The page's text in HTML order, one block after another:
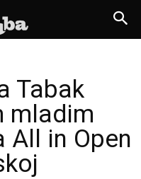
Tabak
mladim
All in Open